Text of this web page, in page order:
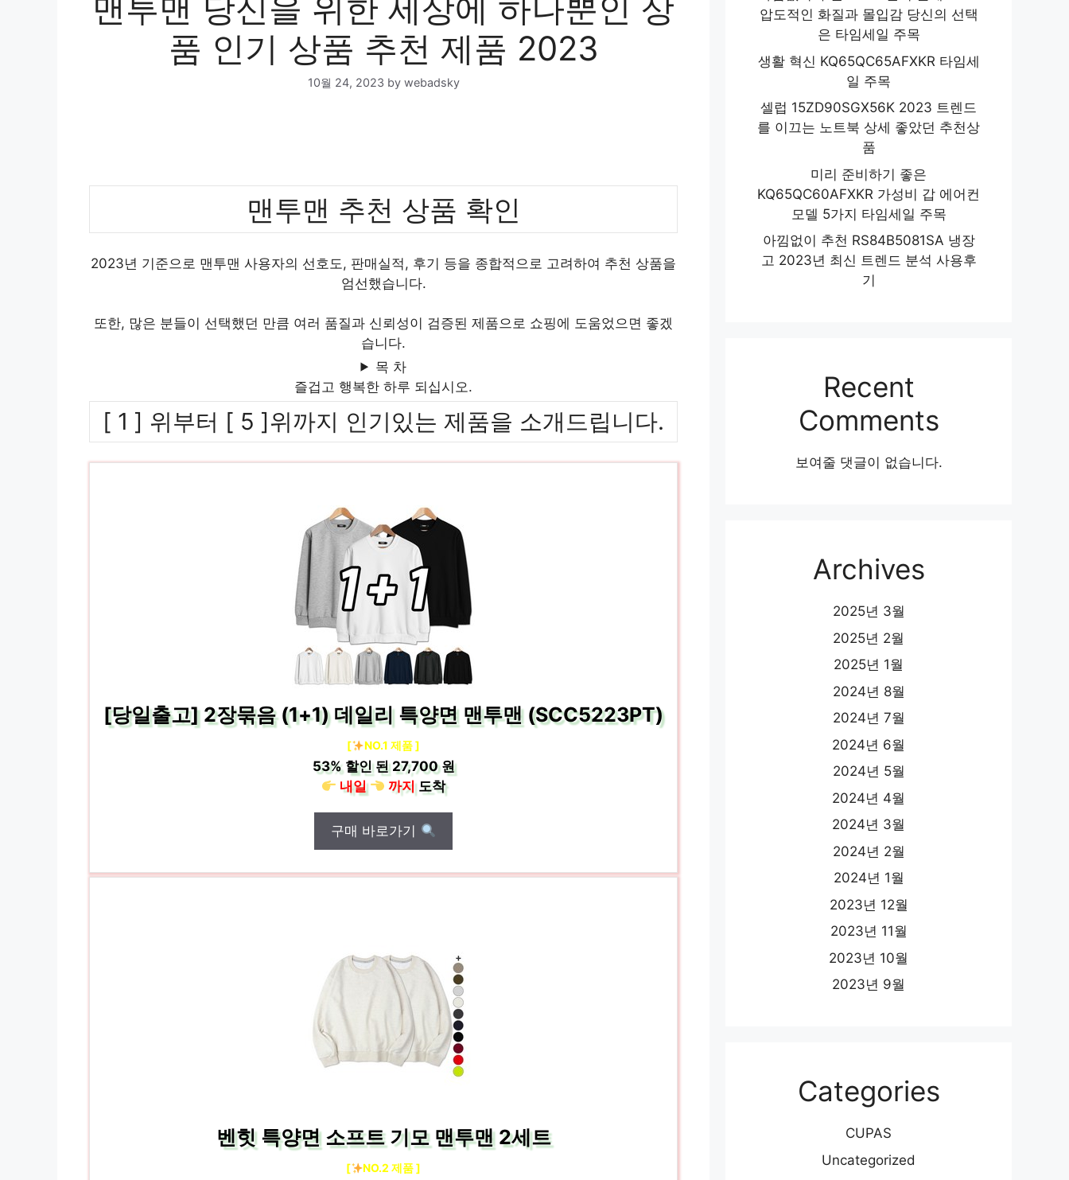
맨투맨 당신을 위한 세상에 하나뿐인 상
품 인기 상품 추천 제품 2023
10월 24, 2023 by webadsky
맨투맨 추천 상품 확인
2023년 기준으로 맨투맨 사용자의 선호도, 판매실적, 후기 등을 종합적으로 고려하여 추천 상품을
엄선했습니다.
또한, 많은 분들이 선택했던 만큼 여러 품질과 신뢰성이 검증된 제품으로 쇼핑에 도움었으면 좋겠
습니다.
목 차
즐겁고 행복한 하루 되십시오.
[ 1 ] 위부터 [ 5 ]위까지 인기있는 제품을 소개드립니다.
[당일출고] 2장묶음 (1+1) 데일리 특양면 맨투맨 (SCC5223PT)
[ NO.1 제품 ]
53%할인 된27,700 원
내일
까지도착
구매 바로가기
벤힛 특양면 소프트 기모 맨투맨 2세트
[ NO.2 제품 ]
압도적인 화질과 몰입감 당신의 선택
은 타임세일 주목
생활 혁신 KQ65QC65AFXKR 타임세
일 주목
셀럽 15ZD90SGX56K 2023 트렌드
를 이끄는 노트북 상세 좋았던 추천상
품
미리 준비하기 좋은
KQ65QC60AFXKR 가성비 갑 에어컨
모델 5가지 타임세일 주목
아낌없이 추천 RS84B5081SA 냉장
고 2023년 최신 트렌드 분석 사용후
기
Recent
Comments
보여줄 댓글이 없습니다.
Archives
2025년 3월
2025년 2월
2025년 1월
2024년 8월
2024년 7월
2024년 6월
2024년 5월
2024년 4월
2024년 3월
2024년 2월
2024년 1월
2023년 12월
2023년 11월
2023년 10월
2023년 9월
Categories
CUPAS
Uncategorized